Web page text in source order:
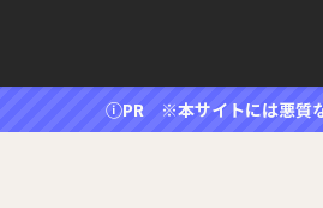
ⓘPR ※本サイトには悪質な